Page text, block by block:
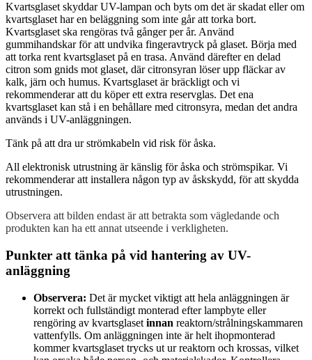
Kvartsglaset skyddar UV-lampan och byts om det är skadat eller om
kvartsglaset har en beläggning som inte går att torka bort.
Kvartsglaset ska rengöras två gånger per år. Använd
gummihandskar för att undvika fingeravtryck på glaset. Börja med
att torka rent kvartsglaset på en trasa. Använd därefter en delad
citron som gnids mot glaset, där citronsyran löser upp fläckar av
kalk, järn och humus. Kvartsglaset är bräckligt och vi
rekommenderar att du köper ett extra reservglas. Det ena
kvartsglaset kan stå i en behållare med citronsyra, medan det andra
används i UV-anläggningen.
Tänk på att dra ur strömkabeln vid risk för åska.
All elektronisk utrustning är känslig för åska och strömspikar. Vi
rekommenderar att installera någon typ av åskskydd, för att skydda
utrustningen.
Observera att bilden endast är att betrakta som vägledande och
produkten kan ha ett annat utseende i verkligheten.
Punkter att tänka på vid hantering av UV-
anläggning
Observera: Det är mycket viktigt att hela anläggningen är
korrekt och fullständigt monterad efter lampbyte eller
rengöring av kvartsglaset innan reaktorn/strålningskammaren
vattenfylls. Om anläggningen inte är helt ihopmonterad
kommer kvartsglaset trycks ut ur reaktorn och krossas, vilket